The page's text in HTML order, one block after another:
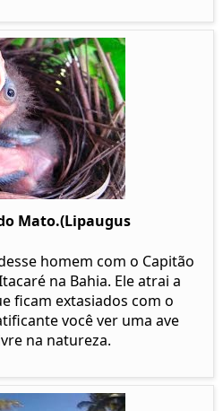
Mato.(Lipaugus
homem com o Capitão
na Bahia. Ele atrai a
ficam extasiados com o
você ver uma ave
na natureza.